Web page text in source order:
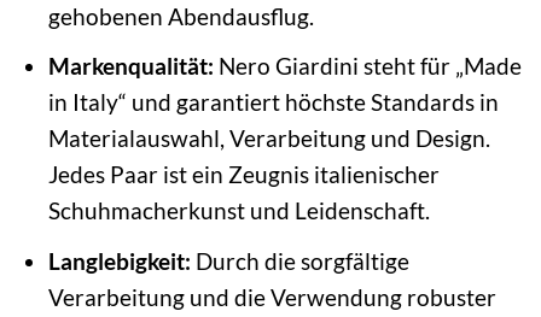
gehobenen Abendausflug.
Markenqualität: Nero Giardini steht für „Made
in Italy“ und garantiert höchste Standards in
Materialauswahl, Verarbeitung und Design.
Jedes Paar ist ein Zeugnis italienischer
Schuhmacherkunst und Leidenschaft.
Langlebigkeit: Durch die sorgfältige
Verarbeitung und die Verwendung robuster